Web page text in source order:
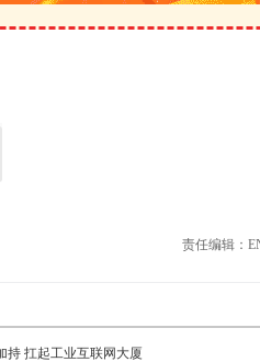
责任编辑：
持 扛起工业互联网大厦